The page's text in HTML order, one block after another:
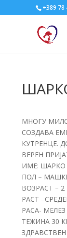
+389 78
МНОГУ
СОЗДАВА
КУТРЕНЦЕ.
ВЕРЕН
ИМЕ: ШАРКО
ПОЛ –
ВОЗРАСТ –
РАСТ
РАСА- МЕЛЕЗ
ТЕЖИНА 30